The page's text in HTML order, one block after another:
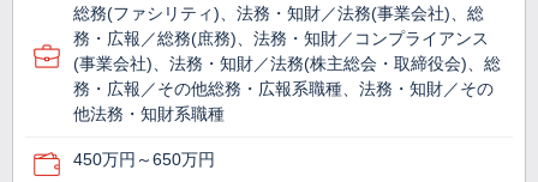
総務(ファシリティ)、法務・知財／法務(事業会社)、総
務・広報／総務(庶務)、法務・知財／コンプライアンス
(事業会社)、法務・知財／法務(株主総会・取締役会)、総
務・広報／その他総務・広報系職種、法務・知財／その
他法務・知財系職種
450万円～650万円